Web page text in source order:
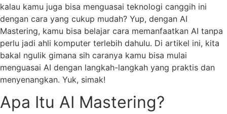
kalau kamu juga bisa menguasai teknologi canggih ini
dengan cara yang cukup mudah? Yup, dengan AI
Mastering, kamu bisa belajar cara memanfaatkan AI tanpa
perlu jadi ahli komputer terlebih dahulu. Di artikel ini, kita
bakal ngulik gimana sih caranya kamu bisa mulai
menguasai AI dengan langkah-langkah yang praktis dan
menyenangkan. Yuk, simak!
Apa Itu AI Mastering?